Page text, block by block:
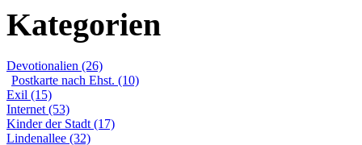
Kategorien
Devotionalien (26)
Postkarte nach Ehst. (10)
Exil (15)
Internet (53)
Kinder der Stadt (17)
Lindenallee (32)